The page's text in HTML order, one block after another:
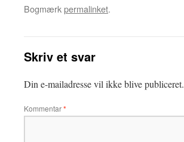
Bogmærkpermalinket.
Skriv et svar
Din e-mailadresse vil ikke blive publiceret.
Kommentar*